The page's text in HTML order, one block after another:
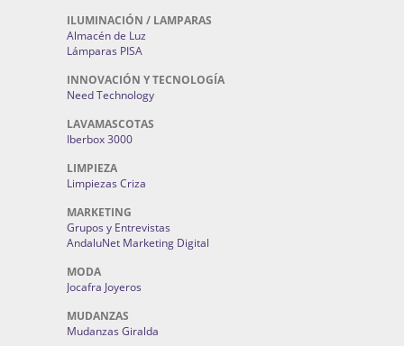
ILUMINACIÓN / LAMPARAS
Almacén de Luz
Lámparas PISA
INNOVACIÓN Y TECNOLOGÍA
Need Technology
LAVAMASCOTAS
Iberbox 3000
LIMPIEZA
Limpiezas Criza
MARKETING
Grupos y Entrevistas
AndaluNet Marketing Digital
MODA
Jocafra Joyeros
MUDANZAS
Mudanzas Giralda